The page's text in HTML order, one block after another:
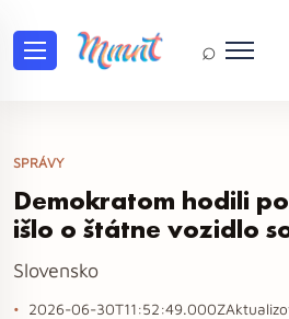
⌕
SPRÁVY
Demokratom hodili
išlo o štátne vozidlo
Slovensko
2026-06-30T11:52:49.000Z